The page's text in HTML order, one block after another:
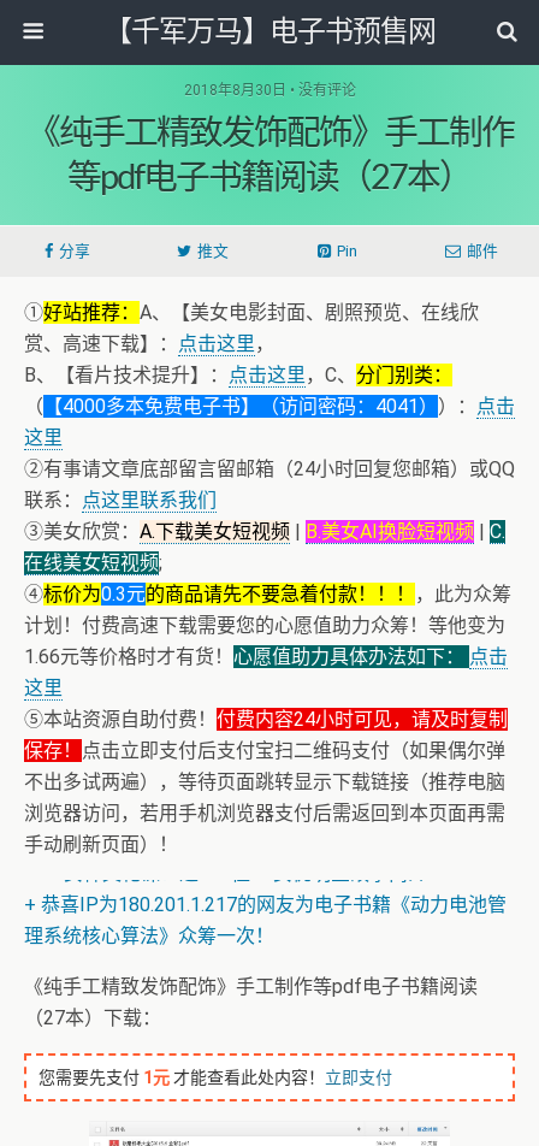
【千军万马】电子书预售网
2018年8月30日 • 没有评论
《纯手工精致发饰配饰》手工制作
等pdf电子书籍阅读（27本）
分享 推文 Pin 邮件
①好站推荐： A、【美女电影封面、剧照预览、在线欣
赏、高速下载】：
点击这里，
B、【看片技术提升】：
点击这里，C、 分门别类：
（ 【4000多本免费电子书】（访问密码：4041） ）：
点击
这里
②有事请文章底部留言留邮箱（24小时回复您邮箱）或QQ
联系：
点这里联系我们
③美女欣赏： A.下载美女短视频 | B.美女AI换脸短视频 | C.
在线美女短视频;
④标价为0.3元的商品请先不要急着付款！！！
，此为众筹
计划！付费高速下载需要您的心愿值助力众筹！等他变为
1.66元等价格时才有货！ 心愿值助力具体办法如下：
点击
这里
⑤本站资源自助付费！ 付费内容24小时可见，请及时复制
保存！
点击立即支付后支付宝扫二维码支付（如果偶尔弹
不出多试两遍），等待页面跳转显示下载链接（推荐电脑
浏览器访问，若用手机浏览器支付后需返回到本页面再需
手动刷新页面）！
+ 恭喜IP为180.201.1.217的网友为电子书籍《动力电池管
理系统核心算法》众筹一次！
《纯手工精致发饰配饰》手工制作等pdf电子书籍阅读
（27本）下载：
您需要先支付 1元 才能查看此处内容！ 立即支付